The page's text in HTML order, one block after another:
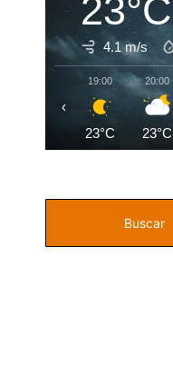
23°C
4.1 m/s
19:00
23°C
20:00
23°C
‹